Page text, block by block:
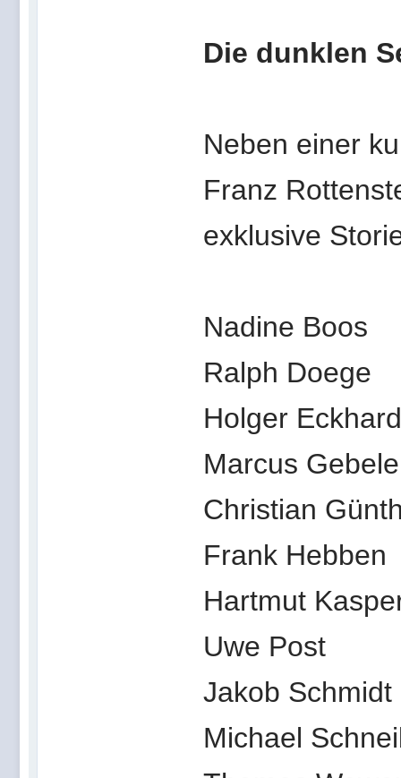
Die dunklen
Neben einer
Franz
exklusive
Nadine Boos
Ralph Doege
Holger
Marcus
Christian
Frank Hebben
Hartmut
Uwe Post
Jakob Schmidt
Michael